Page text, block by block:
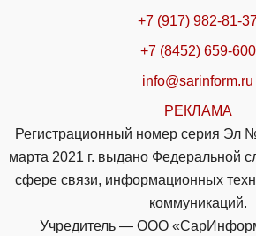
+7 (917) 982-81-
+7 (8452) 659-600
info@sarinform.ru
РЕКЛАМА
Регистрационный номер серия Эл
марта 2021 г. выдано Федеральной
сфере связи, информационных
коммуникаций.
Учредитель — ООО